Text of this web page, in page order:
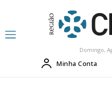
Domingo,
Minha Conta